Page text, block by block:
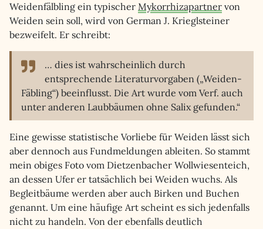
Weidenfälbling ein typischer Mykorrhizapartner von
Weiden sein soll, wird von German J. Krieglsteiner
bezweifelt. Er schreibt:
… dies ist wahrscheinlich durch
entsprechende Literaturvorgaben („Weiden-
Fäbling“) beeinflusst. Die Art wurde vom Verf. auch
unter anderen Laubbäumen ohne Salix gefunden.“
Eine gewisse statistische Vorliebe für Weiden lässt sich
aber dennoch aus Fundmeldungen ableiten. So stammt
mein obiges Foto vom Dietzenbacher Wollwiesenteich,
an dessen Ufer er tatsächlich bei Weiden wuchs. Als
Begleitbäume werden aber auch Birken und Buchen
genannt. Um eine häufige Art scheint es sich jedenfalls
nicht zu handeln. Von der ebenfalls deutlich